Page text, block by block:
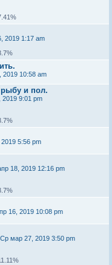
2019 1:17 am
10:58 am
рыбу и пол.
2019 9:01 pm
5:56 pm
18, 2019 12:16 pm
16, 2019 10:08 pm
Ср мар 27, 2019 3:50 pm